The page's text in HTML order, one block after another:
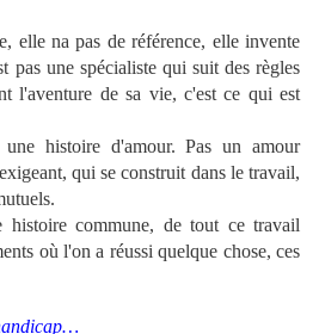
elle na pas de référence, elle invente
pas une spécialiste qui suit des règles
l'aventure de sa vie, c'est ce qui est
histoire d'amour. Pas un amour
qui se construit dans le travail,
commune, de tout ce travail
où l'on a réussi quelque chose, ces